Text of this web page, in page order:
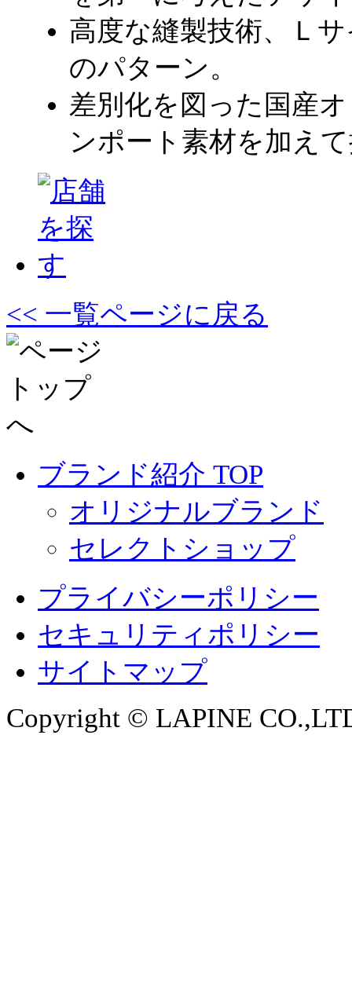
高度な縫製技術、Ｌ
のパターン。
差別化を図った国産
ンポート素材を加え
<< 一覧ページに戻る
ブランド紹介 TOP
オリジナルブランド
セレクトショップ
プライバシーポリシー
セキュリティポリシー
サイトマップ
Copyright © LAPINE